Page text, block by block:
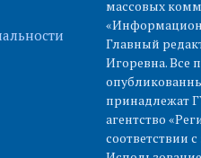
массовых
Главный
Игоревна. Все
принадлежат
агентство
соответствии